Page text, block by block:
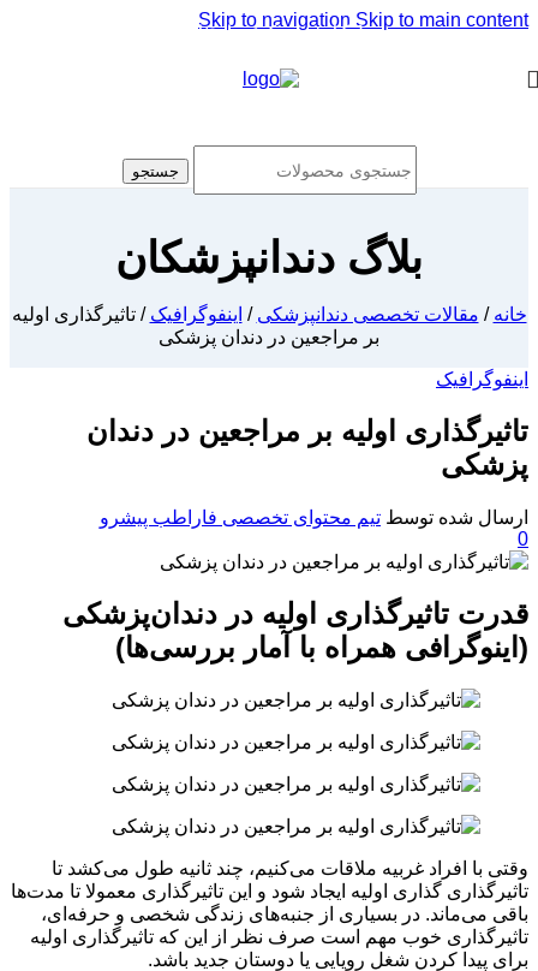
Skip to navigation Skip to main content
[ یکبار خرید و یک عمر استفاده ]
جستجو
بلاگ دندانپزشکان
خانه / مقالات تخصصی دندانپزشکی / اینفوگرافیک /تاثیر‌گذاری اولیه
بر مراجعین در دندان پزشکی
اینفوگرافیک
تاثیر‌گذاری اولیه بر مراجعین در دندان
پزشکی
ارسال شده توسط تیم محتوای تخصصی فاراطب پیشرو
0
قدرت تاثیر‌گذاری اولیه در دندان‌پزشکی
(اینوگرافی همراه با آمار بررسی‌ها)
وقتی با افراد غربیه ملاقات می‌کنیم، چند ثانیه طول می‌کشد تا
تاثیر‌گذاری ‌گذاری اولیه ایجاد شود و این تاثیر‌گذاری معمولا تا مدت‌ها
باقی می‌ماند. در بسیاری از جنبه‌های زندگی شخصی و حرفه‌ای،
تاثیر‌گذاری خوب مهم است صرف نظر از این که تاثیر‌گذاری اولیه
برای پیدا کردن شغل رویایی یا دوستان جدید باشد.